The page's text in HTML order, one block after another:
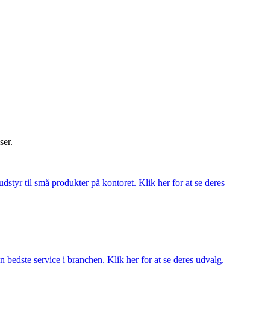
til små produkter på kontoret. Klik her for at se deres
service i branchen. Klik her for at se deres udvalg.